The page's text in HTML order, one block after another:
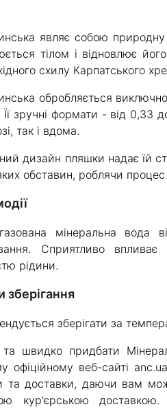
являє собою природну
тілом і відновлює
схилу Карпатського
обробляється виключно
Її зручні формати - від 0,33
так і вдома.
дизайн пляшки надає їй
обставин, роблячи
мінеральна вода
Сприятливо
рідини.
зберігання
зберігати за
та швидко придбати
офіційному веб-сайті
та доставки, даючи вам
кур'єрською